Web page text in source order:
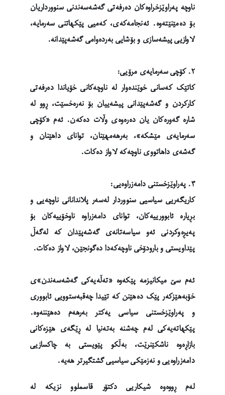
ناوچە پەراوێزخراوەکان دەرفەتی گەشەسەندنی سنوورداریان
بۆ دەمێنێتەوە. ئەنجامەکەی، کەمیی پێکهاتنی سەرمایە،
لاوازیی پیشەسازی و بۆشایی بەردەوامی گەشەپێدانە.
٢. کۆچی سەرمایەی مرۆیی:
کاتێک کەسانی خوێندەوار لە ناوچەکانی خۆیاندا دەرفەتی
کارکردن و گەشەپێدانی پیشەییان بۆ نەرەخسێت، ڕوو لە
شارە گەورەکان یان دەرەوەی وڵات دەکەن. ئەم «کۆچی
سەرمایەی مێشکە»، بەرهەمهێنان، توانای داهێنان و
گەشەی داهاتووی ناوچەکە لاواز دەکات.
٣. پەراوێزخستنی دامەزراوەیی:
کاریگەریی سیاسیی سنووردار لەسەر پلاندانانی ناوچەیی و
بڕیارە ئابوورییەکان، توانای دامەزراوە ناوخۆییەکان بۆ
پەیڕەوکردنی ئەو سیاسەتانەی گەشەپێدان کە لەگەڵ
پێداویستی و بارودۆخی ناوچەکەدا دەگونجێن، لاواز دەکات.
ئەم سێ میکانیزمە پێکەوە «تەڵەیەکی گەشەسەندن»ی
خۆبەهێزکەر پێک دەهێنن کە تێیدا چەقبەستوویی ئابووری
و پەراوێزخستنی سیاسی یەکتر بەرهەم دەهێننەوە.
پێکهاتەیەکی لەم چەشنە بەتەنیا لە ڕێگەی هێزەکانی
بازاڕەوە ناشکێنرێت، بەڵکو پێویستی بە چاکسازیی
دامەزراوەیی و نەزمێکی سیاسیی گشتگیرتر هەیە.
لەم ڕووەوە شیکاریی دکتۆر قاسملوو نزیکە لە